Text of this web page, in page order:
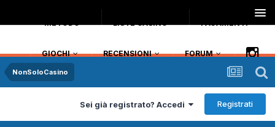
METODO LISTE CASINO PAGAMENTI
GIOCHI RECENSIONI FORUM
NonSoloCasino
Sei già registrato? Accedi Registrati